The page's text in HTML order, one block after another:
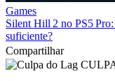
Games
Silent Hill 2 no PS5
suficiente?
Compartilhar